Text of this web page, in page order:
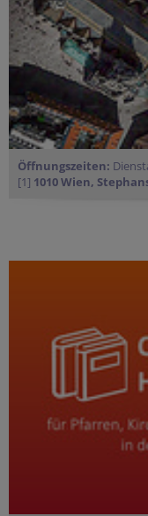
Öffnungszeiten:
[1] 1010 Wien,